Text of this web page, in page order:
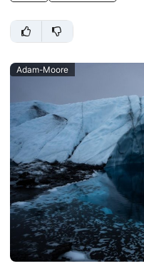
Adam-Moore